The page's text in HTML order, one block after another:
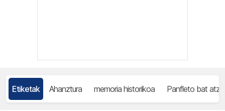
Etiketak Ahanztura memoria historikoa Panfleto bat